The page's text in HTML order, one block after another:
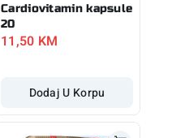
Cardiovitamin kapsule
20
11,50 KM
Dodaj U Korpu